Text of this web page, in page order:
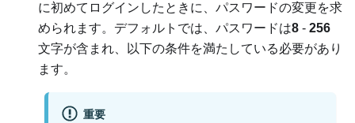
に初めてログインしたときに、パスワードの変更を求
められます。デフォルトでは、パスワードは8 - 256
文字が含まれ、以下の条件を満たしている必要があり
ます。
重要